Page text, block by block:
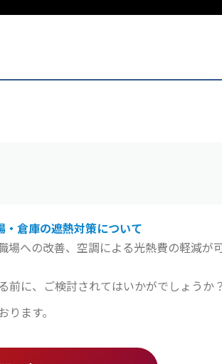
・倉庫の遮熱対策について
への改善、空調による光熱費の軽減が
前に、ご検討されてはいかがでしょうか？
ます。